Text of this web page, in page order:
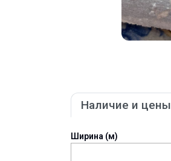
Наличие и цены
Ширина (м)